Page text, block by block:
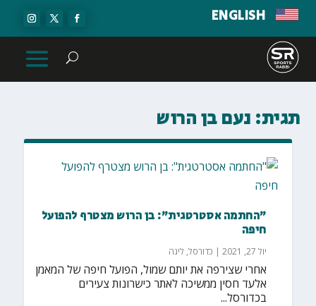
ENGLISH
תגית: נעם בן הרוש
"החתמה אסטרטגית": בן הרוש מצטרף להפועל
חיפה
יול 27, 2021 | כדורסל, ליגה
אחרי שצירפה את יותם שמול, הפועל חיפה של המאמן
אלעד חסין ממשיכה לאתר כישרונות צעירים
בכדורסל...